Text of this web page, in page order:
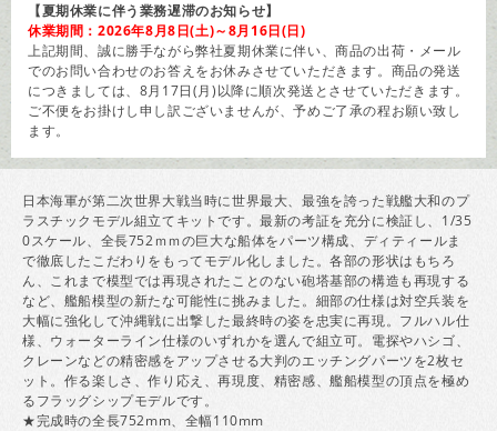
【夏期休業に伴う業務遅滞のお知らせ】
休業期間：2026年8月8日(土)～8月16日(日)
上記期間、誠に勝手ながら弊社夏期休業に伴い、商品の出荷・メール
でのお問い合わせのお答えをお休みさせていただきます。商品の発送
につきましては、8月17日(月)以降に順次発送とさせていただきます。
ご不便をお掛けし申し訳ございませんが、予めご了承の程お願い致し
ます。
日本海軍が第二次世界大戦当時に世界最大、最強を誇った戦艦大和のプ
ラスチックモデル組立てキットです。最新の考証を充分に検証し、1/35
0スケール、全長752ｍｍの巨大な船体をパーツ構成、ディティールま
で徹底したこだわりをもってモデル化しました。各部の形状はもちろ
ん、これまで模型では再現されたことのない砲塔基部の構造も再現する
など、艦船模型の新たな可能性に挑みました。細部の仕様は対空兵装を
大幅に強化して沖縄戦に出撃した最終時の姿を忠実に再現。フルハル仕
様、ウォーターライン仕様のいずれかを選んで組立可。電探やハシゴ、
クレーンなどの精密感をアップさせる大判のエッチングパーツを2枚セ
ット。作る楽しさ、作り応え、再現度、精密感、艦船模型の頂点を極め
るフラッグシップモデルです。
★完成時の全長752mm、全幅110mm